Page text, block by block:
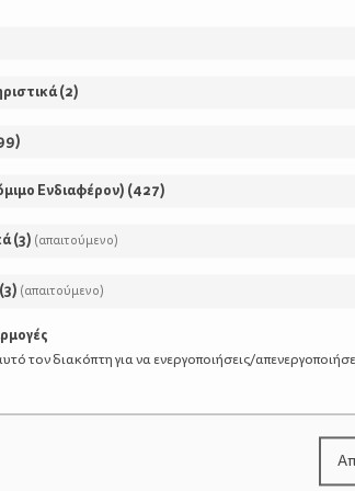
Μήπως
(2)
)
Ενδιαφέρον) (427)
(3) (απαιτούμενο)
(3) (απαιτούμενο)
τον διακόπτη για να ενεργοποιήσεις/